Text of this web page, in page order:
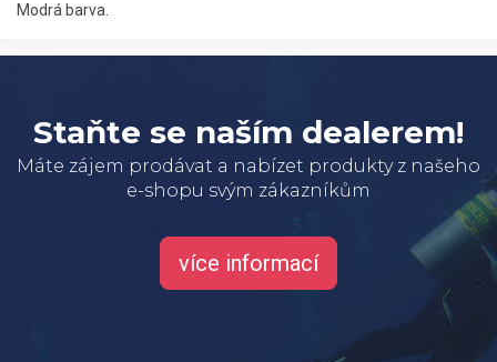
Modrá barva.
Staňte se naším dealerem!
Máte zájem prodávat a nabízet produkty z našeho
e-shopu svým zákazníkům
více informací